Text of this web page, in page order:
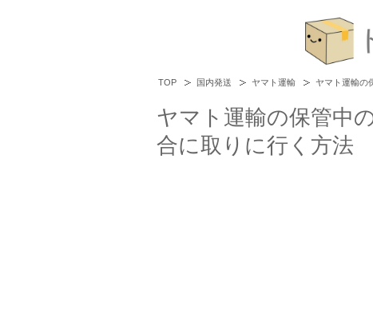
TOP 国内発送 ヤマト運輸 ヤマト運輸の
ヤマト運輸の保管中
合に取りに行く方法